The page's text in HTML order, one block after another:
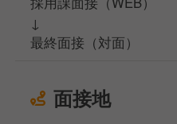
↓
最終面接（対面）
面接地